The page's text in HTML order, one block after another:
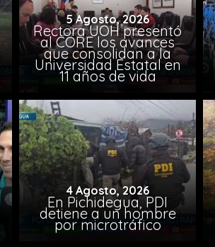
5 Agosto, 2026
Rectora UOH presentó
al CORE los avances
que consolidan a la
Universidad Estatal en
11 años de vida
4 Agosto, 2026
En Pichidegua, PDI
detiene a un hombre
por microtráfico